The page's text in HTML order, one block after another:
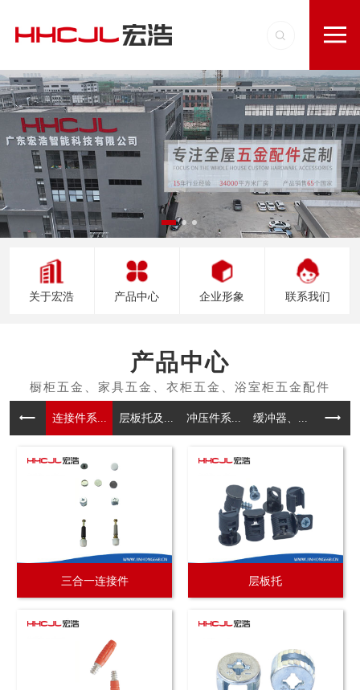
关于宏浩 产品中心 企业形象 联系我们
产品中心
连接件系... 层板托及... 冲压件系... 缓冲器、... 拉手
三合一连接件 层板托